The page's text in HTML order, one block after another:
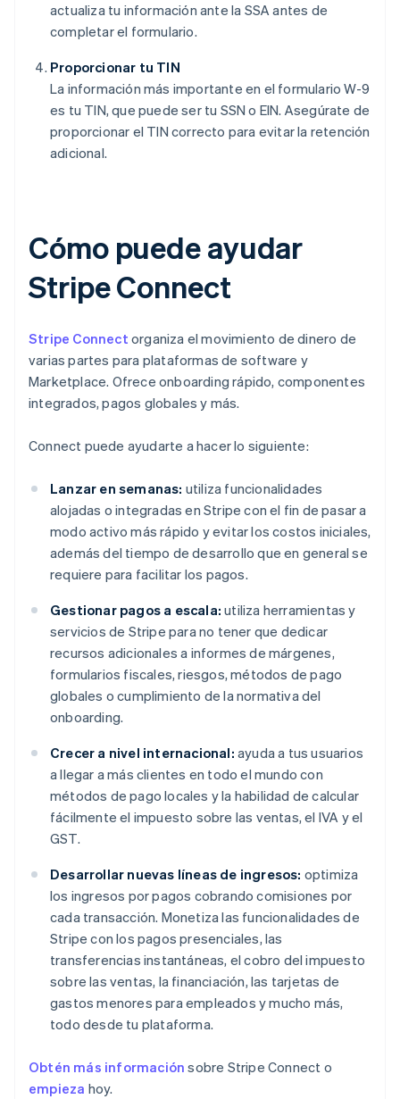
actualiza tu información ante la SSA antes de
completar el formulario.
Proporcionar tu TIN
La información más importante en el formulario W-9
es tu TIN, que puede ser tu SSN o EIN. Asegúrate de
proporcionar el TIN correcto para evitar la retención
adicional.
Cómo puede ayudar
Stripe Connect
Stripe Connect organiza el movimiento de dinero de
varias partes para plataformas de software y
Marketplace. Ofrece onboarding rápido, componentes
integrados, pagos globales y más.
Connect puede ayudarte a hacer lo siguiente:
Lanzar en semanas: utiliza funcionalidades
alojadas o integradas en Stripe con el fin de pasar a
modo activo más rápido y evitar los costos iniciales,
además del tiempo de desarrollo que en general se
requiere para facilitar los pagos.
Gestionar pagos a escala: utiliza herramientas y
servicios de Stripe para no tener que dedicar
recursos adicionales a informes de márgenes,
formularios fiscales, riesgos, métodos de pago
globales o cumplimiento de la normativa del
onboarding.
Crecer a nivel internacional: ayuda a tus usuarios
a llegar a más clientes en todo el mundo con
métodos de pago locales y la habilidad de calcular
fácilmente el impuesto sobre las ventas, el IVA y el
GST.
Desarrollar nuevas líneas de ingresos: optimiza
los ingresos por pagos cobrando comisiones por
cada transacción. Monetiza las funcionalidades de
Stripe con los pagos presenciales, las
transferencias instantáneas, el cobro del impuesto
sobre las ventas, la financiación, las tarjetas de
gastos menores para empleados y mucho más,
todo desde tu plataforma.
Obtén más información sobre Stripe Connect o
empieza hoy.